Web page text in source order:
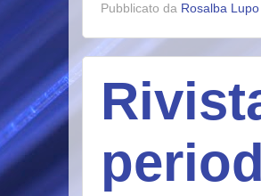
Pubblicato da Rosalba Lupo